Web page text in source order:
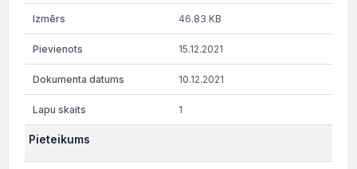
46.83 KB
15.12.2021
10.12.2021
1
Pieteikums